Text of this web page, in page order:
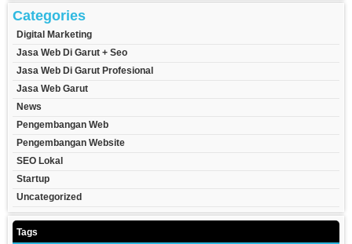
Categories
Digital Marketing
Jasa Web Di Garut + Seo
Jasa Web Di Garut Profesional
Jasa Web Garut
News
Pengembangan Web
Pengembangan Website
SEO Lokal
Startup
Uncategorized
Tags